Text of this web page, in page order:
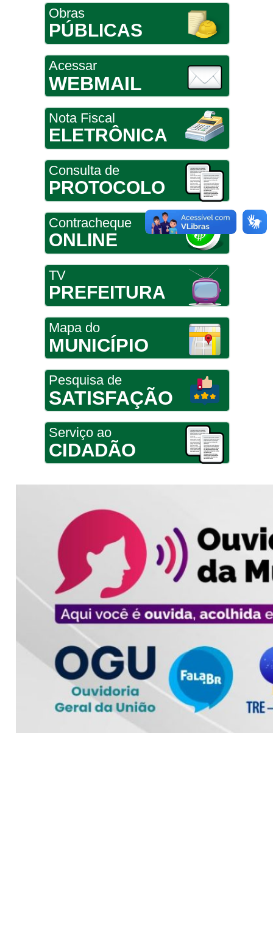
Obras
PÚBLICAS
Acessar
WEBMAIL
Nota Fiscal
ELETRÔNICA
Consulta de
PROTOCOLO
Contracheque
ONLINE
TV
PREFEITURA
Mapa do
MUNICÍPIO
Pesquisa de
SATISFAÇÃO
Serviço ao
CIDADÃO